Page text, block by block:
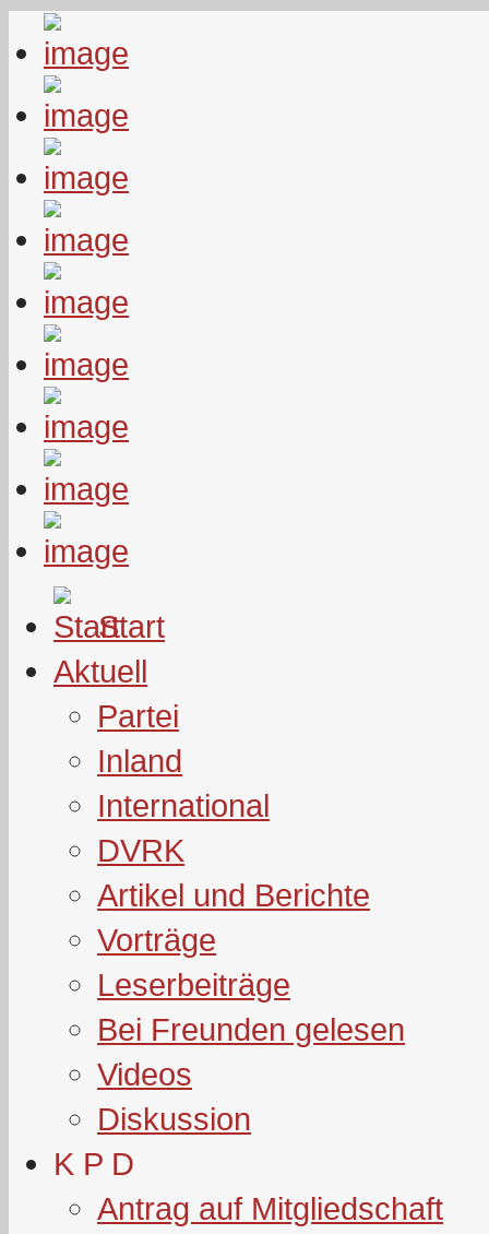
Start
Aktuell
Partei
Inland
International
DVRK
Artikel und Berichte
Vorträge
Leserbeiträge
Bei Freunden gelesen
Videos
Diskussion
K P D
Antrag auf Mitgliedschaft